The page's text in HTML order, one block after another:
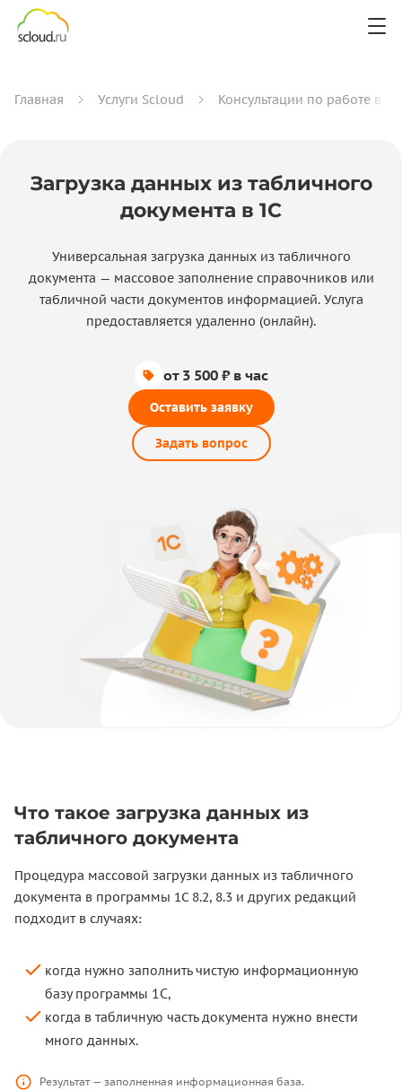
Главная Услуги Scloud Консультации по работе в 1С
Загрузка данных из табличного
документа в 1С
Универсальная загрузка данных из табличного
документа — массовое заполнение справочников или
табличной части документов информацией. Услуга
предоставляется удаленно (онлайн).
от 3 500 ₽ в час
Оставить заявку
Задать вопрос
Что такое загрузка данных из
табличного документа
Процедура массовой загрузки данных из табличного
документа в программы 1С 8.2, 8.3 и других редакций
подходит в случаях:
когда нужно заполнить чистую информационную
базу программы 1С,
когда в табличную часть документа нужно внести
много данных.
Результат — заполненная информационная база.